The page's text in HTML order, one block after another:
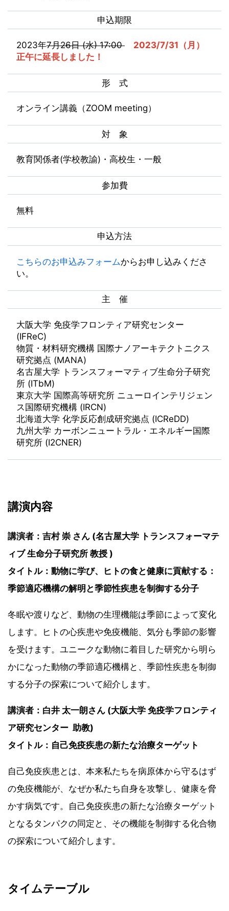
申込期限
2023年7月26日 (水) 17:00
2023/7/31（月）
正午に延長しました！
形 式
オンライン講義（ZOOM meeting）
対 象
教育関係者(学校教諭)・高校生・一般
参加費
無料
申込方法
こちらのお申込みフォームからお申し込みくださ
い。
主 催
大阪大学 免疫学フロンティア研究センター
(IFReC)
物質・材料研究機構 国際ナノアーキテクトニクス
研究拠点 (MANA)
名古屋大学 トランスフォーマティブ生命分子研究
所 (ITbM)
東京大学 国際高等研究所 ニューロインテリジェン
ス国際研究機構 (IRCN)
北海道大学 化学反応創成研究拠点 (ICReDD)
九州大学 カーボンニュートラル・エネルギー国際
研究所 (I2CNER)
講演内容
講演者：吉村 崇 さん (名古屋大学 トランスフォーマテ
ィブ 生命分子研究所 教授 )
タイトル：動物に学び、ヒトの食と健康に貢献する：
季節適応機構の解明と季節性疾患を制御する分子
冬眠や渡りなど、動物の生理機能は季節によって変化
します。ヒトの心疾患や免疫機能、気分も季節の影響
を受けます。ユニークな動物に着目した研究から明ら
かになった動物の季節適応機構と、季節性疾患を制御
する分子の探索について紹介します。
講演者：白井 太一朗さん (大阪大学 免疫学フロンティ
ア研究センター 助教)
タイトル：自己免疫疾患の新たな治療ターゲット
自己免疫疾患とは、本来私たちを病原体から守るはず
の免疫機能が、なぜか私たち自身を攻撃し、健康を脅
かす病気です。自己免疫疾患の新たな治療ターゲット
となるタンパクの同定と、その機能を制御する化合物
の探索について紹介します。
タイムテーブル